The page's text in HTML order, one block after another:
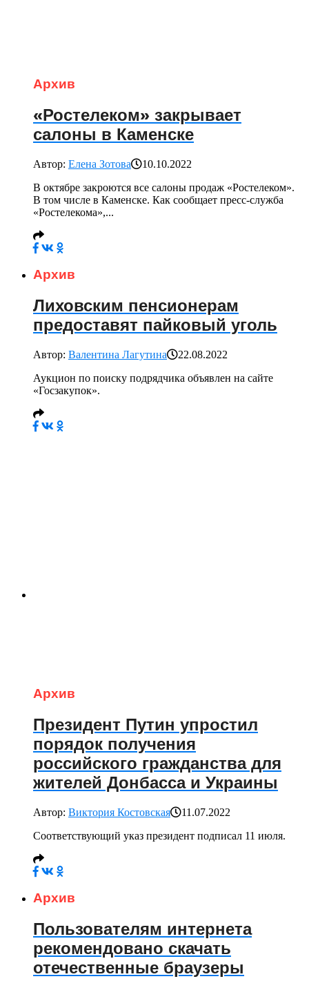
Архив
«Ростелеком» закрывает
салоны в Каменске
Автор: Елена Зотова
10.10.2022
В октябре закроются все салоны продаж «Ростелеком».
В том числе в Каменске. Как сообщает пресс-служба
«Ростелекома»,...
Архив
Лиховским пенсионерам
предоставят пайковый уголь
Автор: Валентина Лагутина
22.08.2022
Аукцион по поиску подрядчика объявлен на сайте
«Госзакупок».
Архив
Президент Путин упростил
порядок получения
российского гражданства для
жителей Донбасса и Украины
Автор: Виктория Костовская
11.07.2022
Соответствующий указ президент подписал 11 июля.
Архив
Пользователям интернета
рекомендовано скачать
отечественные браузеры